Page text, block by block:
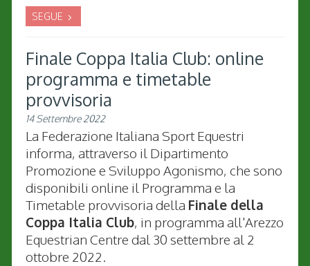
SEGUE
Finale Coppa Italia Club: online
programma e timetable
provvisoria
14 Settembre 2022
La Federazione Italiana Sport Equestri
informa, attraverso il Dipartimento
Promozione e Sviluppo Agonismo, che sono
disponibili online il Programma e la
Timetable provvisoria della Finale della
Coppa Italia Club, in programma all'Arezzo
Equestrian Centre dal 30 settembre al 2
ottobre 2022.